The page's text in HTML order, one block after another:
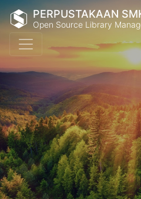
PERPUSTAKAAN
Open Source Library